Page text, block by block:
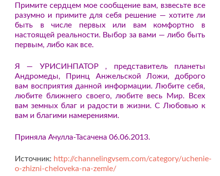
Примите сердцем мое сообщение вам, взвесьте все
разумно и примите для себя решение — хотите ли
быть в числе первых или вам комфортно в
настоящей реальности. Выбор за вами — либо быть
первым, либо как все.
Я — УРИСИНПАТОР , представитель планеты
Андромеды, Принц Анжельской Ложи, доброго
вам восприятия данной информации. Любите себя,
любите ближнего своего, любите весь Мир. Всех
вам земных благ и радости в жизни. С Любовью к
вам и благими намерениями.
Приняла Ачулла-Тасачена 06.06.2013.
Источник: http://channelingvsem.com/category/uchenie-
o-zhizni-cheloveka-na-zemle/